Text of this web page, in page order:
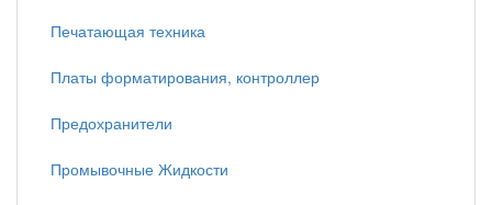
Печатающая техника
Платы форматирования, контроллер
Предохранители
Промывочные Жидкости